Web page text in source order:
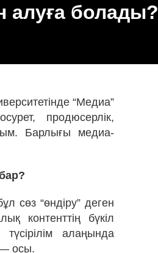
алуға болады?
“Медиа”
продюсерлік,
Барлығы медиа-
сөз “өндіру” деген
контенттің бүкіл
алаңында
— осы.